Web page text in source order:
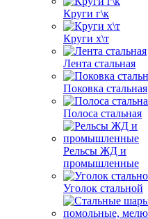
Круги г\к
Круги х\т
Лента стальная
Поковка стальная
Полоса стальная
Рельсы ЖД и
промышленные
Уголок стальной